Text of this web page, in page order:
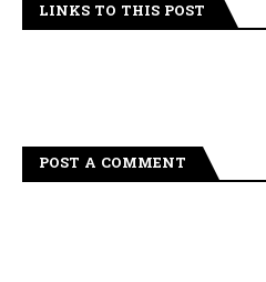
LINKS TO THIS POST
POST A COMMENT